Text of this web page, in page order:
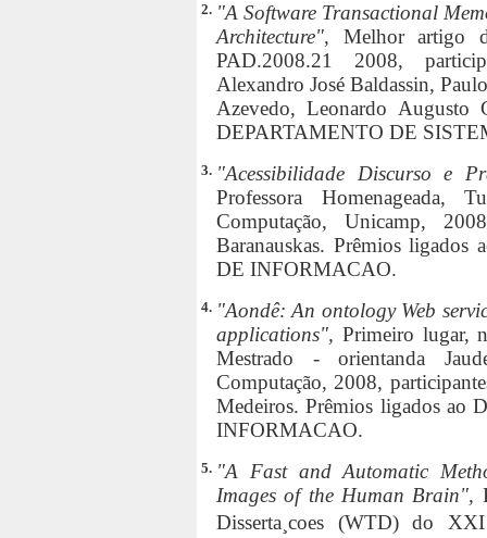
2. "A Software Transactional
Architecture", Melhor artigo
PAD.2008.21 2008,
Alexandro José Baldassin,
Azevedo, Leonardo Augusto
DEPARTAMENTO DE
3. "Acessibilidade Discurso e
Professora Homenageada,
Computação, Unicamp,
Baranauskas. Prêmios
DE INFORMACAO.
4. "Aondê: An ontology Web
applications", Primeiro lugar,
Mestrado - orientanda
Computação, 2008,
Medeiros. Prêmios ligados
INFORMACAO.
5. "A Fast and Automatic
Images of the Human Brain",
Disserta¸coes (WTD) do